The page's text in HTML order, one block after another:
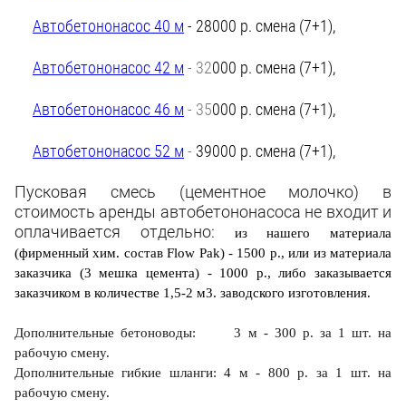
Автобетононасос 40 м - 28000 р. смена (7+1),
Автобетононасос 42 м - 32000 р. смена (7+1),
Автобетононасос 46 м - 35000 р. смена (7+1),
Автобетононасос 52 м - 39000 р. смена (7+1),
Пусковая смесь (цементное молочко) в
стоимость аренды автобетононасоса не входит и
оплачивается отдельно:
из нашего материала
(фирменный хим. состав Flow Pak) - 1500 р., или из материала
заказчика (3 мешка цемента) - 1000 р., либо заказывается
заказчиком в количестве 1,5-2 м3. заводского изготовления.
Дополнительные бетоноводы: 3 м - 300 р. за 1 шт. на
рабочую смену.
Дополнительные гибкие шланги: 4 м - 800 р. за 1 шт. на
рабочую смену.